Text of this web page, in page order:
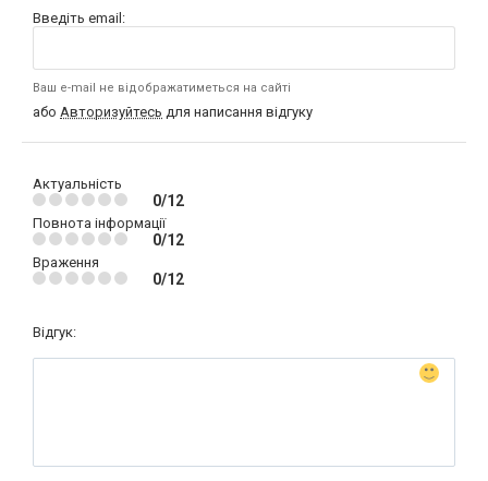
Введіть email:
Ваш e-mail не відображатиметься на сайті
або Авторизуйтесь для написання відгуку
Актуальність
0/12
Повнота інформації
0/12
Враження
0/12
Відгук: